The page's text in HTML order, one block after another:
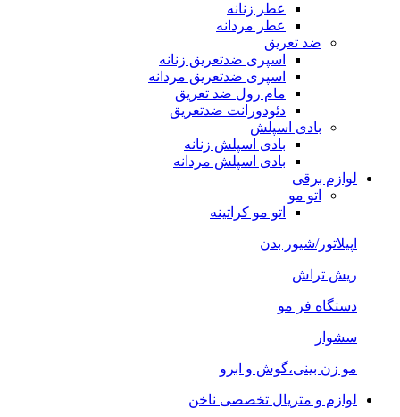
عطر زنانه
عطر مردانه
ضد تعریق
اسپری ضدتعریق زنانه
اسپری ضدتعریق مردانه
مام رول ضد تعریق
دئودورانت ضدتعریق
بادی اسپلش
بادی اسپلش زنانه
بادی اسپلش مردانه
لوازم برقی
اتو مو
اتو مو کراتینه
اپیلاتور/شیور بدن
ریش تراش
دستگاه فر مو
سشوار
مو زن بینی،گوش و ابرو
لوازم و متریال تخصصی ناخن